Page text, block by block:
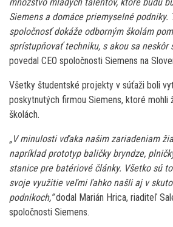
Siemens a domáce priemyselné podniky.
spoločnosť dokáže odborným školám
sprístupňovať techniku, s akou sa neskôr
povedal CEO spoločnosti Siemens na
Všetky študentské projekty v súťaži boli
poskytnutých firmou Siemens, ktoré mohli
školách.
„V minulosti vďaka našim zariadeniam
napríklad prototyp baličky bryndze,
stanice pre batériové články. Všetko sú
svoje využitie veľmi ľahko našli aj v
podnikoch,“dodal Marián Hrica, riaditeľ
spoločnosti Siemens.